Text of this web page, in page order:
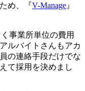
め、『V-Manage 』
事業所単位の費用
ルバイトさんもアカ
の連絡手段だけでな
て採用を決めまし